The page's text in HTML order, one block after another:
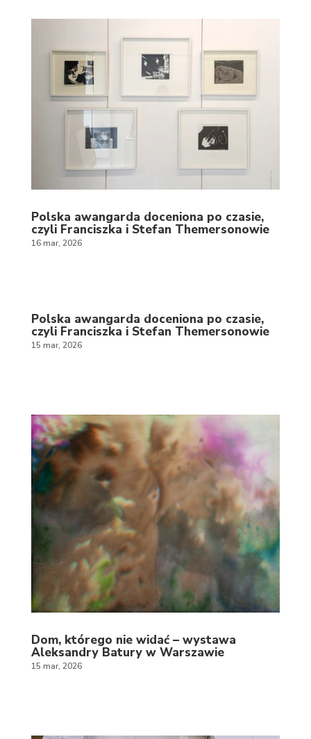
Polska awangarda doceniona po czasie,
czyli Franciszka i Stefan Themersonowie
16 mar, 2026
Polska awangarda doceniona po czasie,
czyli Franciszka i Stefan Themersonowie
15 mar, 2026
Dom, którego nie widać – wystawa
Aleksandry Batury w Warszawie
15 mar, 2026